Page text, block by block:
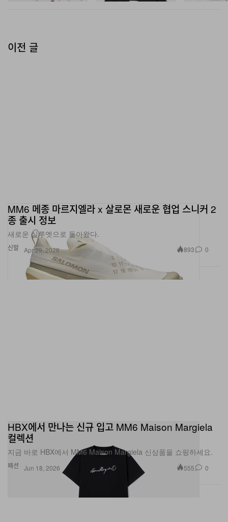
이전 글
신발
MM6 메종 마르지엘라 x 살로몬 새로운 협업 스니커 2
종 출시 정보
새로운 실루엣으로 돌아왔다.
Apr 29, 2026 893 0
패션
HBX에서 만나는 신규 입고 MM6 Maison Margiela
컬렉션
지금 바로 HBX에서 MM6 Maison Margiela 신상품을 쇼핑하세요.
Jun 18, 2026 555 0